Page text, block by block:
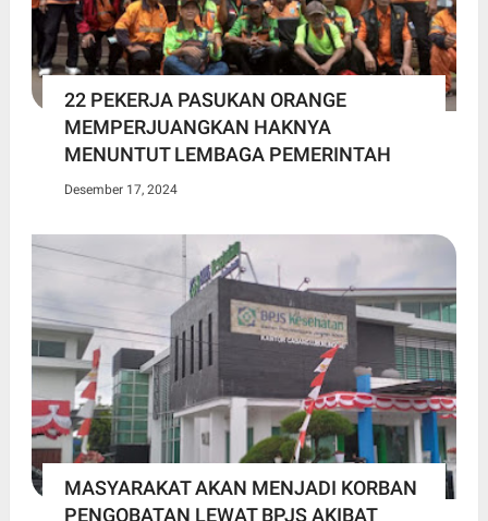
22 PEKERJA PASUKAN ORANGE
MEMPERJUANGKAN HAKNYA
MENUNTUT LEMBAGA PEMERINTAH
Desember 17, 2024
MASYARAKAT AKAN MENJADI KORBAN
PENGOBATAN LEWAT BPJS AKIBAT